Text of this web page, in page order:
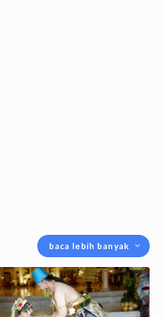
baca lebih banyak